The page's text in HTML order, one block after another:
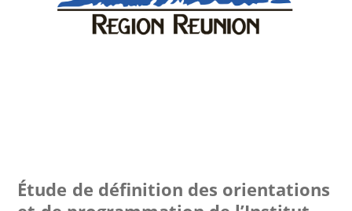
Étude de définition des orientations